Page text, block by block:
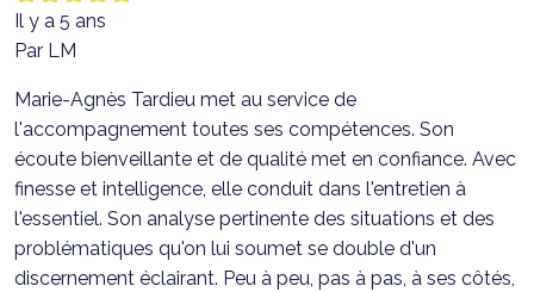
Il y a 5 ans
Par LM
Marie-Agnès Tardieu met au service de
l'accompagnement toutes ses compétences. Son
écoute bienveillante et de qualité met en confiance. Avec
finesse et intelligence, elle conduit dans l'entretien à
l'essentiel. Son analyse pertinente des situations et des
problématiques qu'on lui soumet se double d'un
discernement éclairant. Peu à peu, pas à pas, à ses côtés,